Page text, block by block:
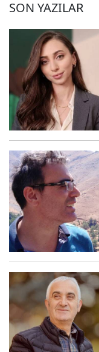
SON YAZILAR